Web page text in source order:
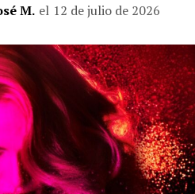
M. el 12 de julio de 2026